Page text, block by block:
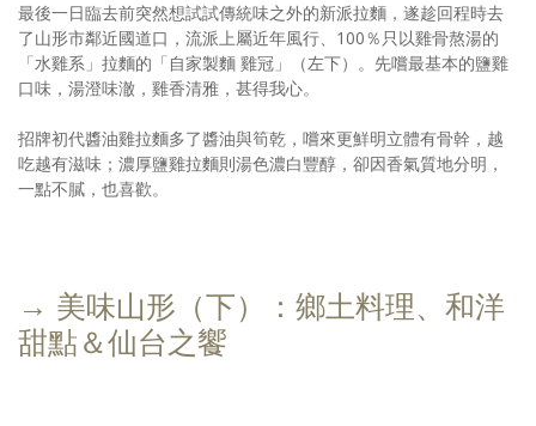
最後一日臨去前突然想試試傳統味之外的新派拉麵，遂趁回程時去
了山形市鄰近國道口，流派上屬近年風行、100％只以雞骨熬湯的
「水雞系」拉麵的「自家製麵 雞冠」（左下）。先嚐最基本的鹽雞
口味，湯澄味澈，雞香清雅，甚得我心。
招牌初代醬油雞拉麵多了醬油與筍乾，嚐來更鮮明立體有骨幹，越
吃越有滋味；濃厚鹽雞拉麵則湯色濃白豐醇，卻因香氣質地分明，
一點不膩，也喜歡。
→ 美味山形（下）：鄉土料理、和洋
甜點＆仙台之饗